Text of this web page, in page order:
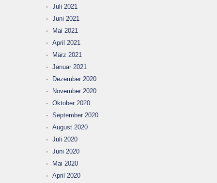
Juli 2021
Juni 2021
Mai 2021
April 2021
März 2021
Januar 2021
Dezember 2020
November 2020
Oktober 2020
September 2020
August 2020
Juli 2020
Juni 2020
Mai 2020
April 2020